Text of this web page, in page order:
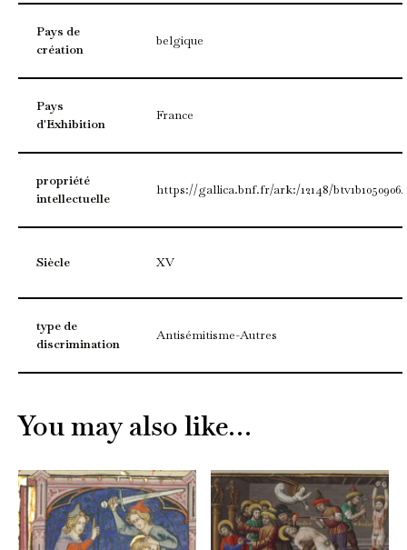
Pays de
création
belgique
Pays
d'Exhibition
France
propriété
intellectuelle
https://gallica.bnf.fr/ark:/12148/
Siècle XV
type de
discrimination
Antisémitisme-Autres
You may also like…